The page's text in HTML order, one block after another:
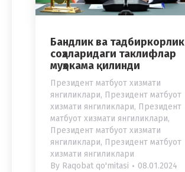
Бандлик ва тадбиркорлик
соҳаларидаги таклифлар
муҳокама қилинди
Президент матбуот хизмати
янгиликлари, Президент матбуот
хизмати янгиликлари, Президент
матбуот хизмати янгиликлари,
Президент матбуот хизмати
янгиликлари, Президент матбуот
хизмати янгиликлари
By Raqobat qo'mitasi 08.01.2024